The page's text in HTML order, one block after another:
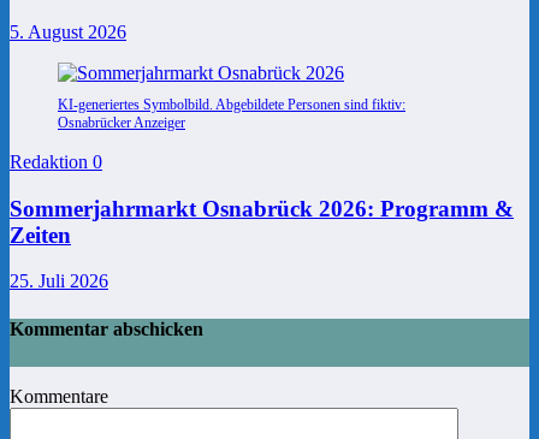
5. August 2026
KI-generiertes Symbolbild. Abgebildete Personen sind fiktiv:
Osnabrücker Anzeiger
Redaktion 0
Sommerjahrmarkt Osnabrück 2026: Programm &
Zeiten
25. Juli 2026
Kommentar abschicken
Kommentare